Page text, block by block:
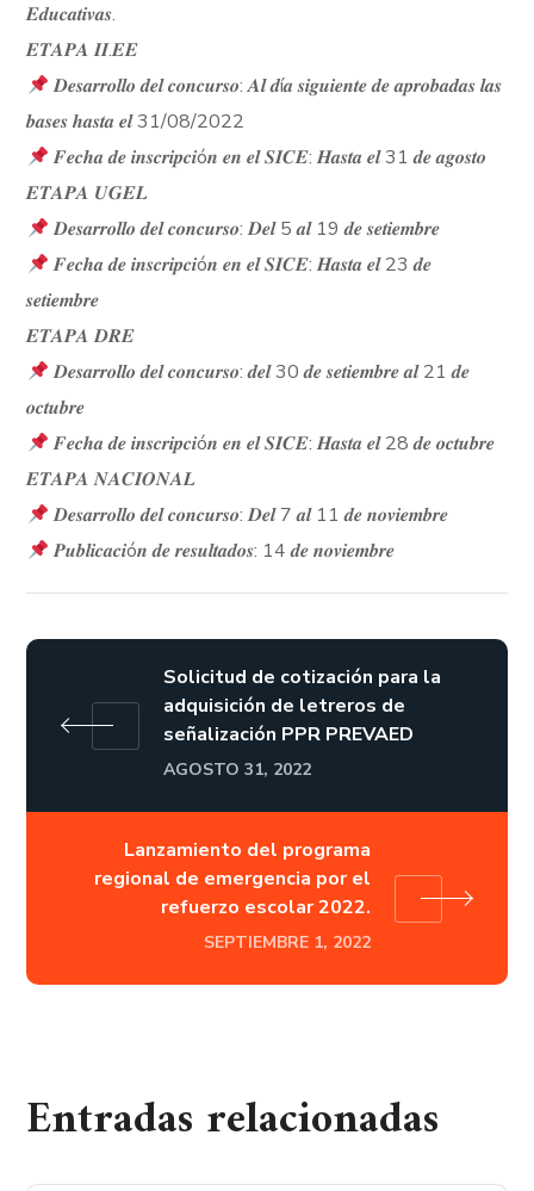
𝑬𝒅𝒖𝒄𝒂𝒕𝒊𝒗𝒂𝒔.
𝑬𝑻𝑨𝑷𝑨 𝑰𝑰.𝑬𝑬
𝑫𝒆𝒔𝒂𝒓𝒓𝒐𝒍𝒍𝒐 𝒅𝒆𝒍 𝒄𝒐𝒏𝒄𝒖𝒓𝒔𝒐: 𝑨𝒍 𝒅í𝒂 𝒔𝒊𝒈𝒖𝒊𝒆𝒏𝒕𝒆 𝒅𝒆 𝒂𝒑𝒓𝒐𝒃𝒂𝒅𝒂𝒔 𝒍𝒂𝒔
𝒃𝒂𝒔𝒆𝒔 𝒉𝒂𝒔𝒕𝒂 𝒆𝒍 31/08/2022
𝑭𝒆𝒄𝒉𝒂 𝒅𝒆 𝒊𝒏𝒔𝒄𝒓𝒊𝒑𝒄𝒊ó𝒏 𝒆𝒏 𝒆𝒍 𝑺𝑰𝑪𝑬: 𝑯𝒂𝒔𝒕𝒂 𝒆𝒍 31 𝒅𝒆 𝒂𝒈𝒐𝒔𝒕𝒐
𝑬𝑻𝑨𝑷𝑨 𝑼𝑮𝑬𝑳
𝑫𝒆𝒔𝒂𝒓𝒓𝒐𝒍𝒍𝒐 𝒅𝒆𝒍 𝒄𝒐𝒏𝒄𝒖𝒓𝒔𝒐: 𝑫𝒆𝒍 5 𝒂𝒍 19 𝒅𝒆 𝒔𝒆𝒕𝒊𝒆𝒎𝒃𝒓𝒆
𝑭𝒆𝒄𝒉𝒂 𝒅𝒆 𝒊𝒏𝒔𝒄𝒓𝒊𝒑𝒄𝒊ó𝒏 𝒆𝒏 𝒆𝒍 𝑺𝑰𝑪𝑬: 𝑯𝒂𝒔𝒕𝒂 𝒆𝒍 23 𝒅𝒆
𝒔𝒆𝒕𝒊𝒆𝒎𝒃𝒓𝒆
𝑬𝑻𝑨𝑷𝑨 𝑫𝑹𝑬
𝑫𝒆𝒔𝒂𝒓𝒓𝒐𝒍𝒍𝒐 𝒅𝒆𝒍 𝒄𝒐𝒏𝒄𝒖𝒓𝒔𝒐: 𝒅𝒆𝒍 30 𝒅𝒆 𝒔𝒆𝒕𝒊𝒆𝒎𝒃𝒓𝒆 𝒂𝒍 21 𝒅𝒆
𝒐𝒄𝒕𝒖𝒃𝒓𝒆
𝑭𝒆𝒄𝒉𝒂 𝒅𝒆 𝒊𝒏𝒔𝒄𝒓𝒊𝒑𝒄𝒊ó𝒏 𝒆𝒏 𝒆𝒍 𝑺𝑰𝑪𝑬: 𝑯𝒂𝒔𝒕𝒂 𝒆𝒍 28 𝒅𝒆 𝒐𝒄𝒕𝒖𝒃𝒓𝒆
𝑬𝑻𝑨𝑷𝑨 𝑵𝑨𝑪𝑰𝑶𝑵𝑨𝑳
𝑫𝒆𝒔𝒂𝒓𝒓𝒐𝒍𝒍𝒐 𝒅𝒆𝒍 𝒄𝒐𝒏𝒄𝒖𝒓𝒔𝒐: 𝑫𝒆𝒍 7 𝒂𝒍 11 𝒅𝒆 𝒏𝒐𝒗𝒊𝒆𝒎𝒃𝒓𝒆
𝑷𝒖𝒃𝒍𝒊𝒄𝒂𝒄𝒊ó𝒏 𝒅𝒆 𝒓𝒆𝒔𝒖𝒍𝒕𝒂𝒅𝒐𝒔: 14 𝒅𝒆 𝒏𝒐𝒗𝒊𝒆𝒎𝒃𝒓𝒆
Solicitud de cotización para la
adquisición de letreros de
señalización PPR PREVAED
AGOSTO 31, 2022
Lanzamiento del programa
regional de emergencia por el
refuerzo escolar 2022.
SEPTIEMBRE 1, 2022
Entradas relacionadas